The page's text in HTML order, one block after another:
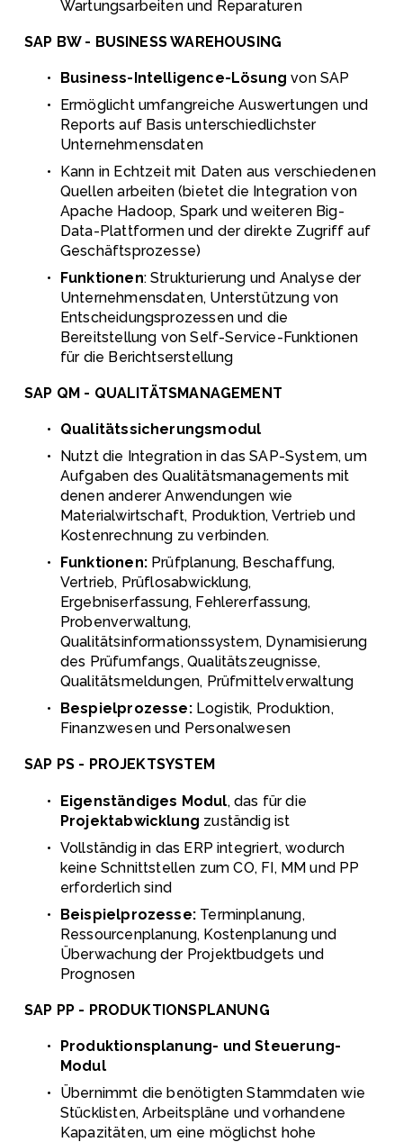
Wartungsarbeiten und Reparaturen
SAP BW - BUSINESS WAREHOUSING
Business-Intelligence-Lösung von SAP
Ermöglicht umfangreiche Auswertungen und
Reports auf Basis unterschiedlichster
Unternehmensdaten
Kann in Echtzeit mit Daten aus verschiedenen
Quellen arbeiten (bietet die Integration von
Apache Hadoop, Spark und weiteren Big-
Data-Plattformen und der direkte Zugriff auf
Geschäftsprozesse)
Funktionen: Strukturierung und Analyse der
Unternehmensdaten, Unterstützung von
Entscheidungsprozessen und die
Bereitstellung von Self-Service-Funktionen
für die Berichtserstellung
SAP QM - QUALITÄTSMANAGEMENT
Qualitätssicherungsmodul
Nutzt die Integration in das SAP-System, um
Aufgaben des Qualitätsmanagements mit
denen anderer Anwendungen wie
Materialwirtschaft, Produktion, Vertrieb und
Kostenrechnung zu verbinden.
Funktionen: Prüfplanung, Beschaffung,
Vertrieb, Prüflosabwicklung,
Ergebniserfassung, Fehlererfassung,
Probenverwaltung,
Qualitätsinformationssystem, Dynamisierung
des Prüfumfangs, Qualitätszeugnisse,
Qualitätsmeldungen, Prüfmittelverwaltung
Bespielprozesse: Logistik, Produktion,
Finanzwesen und Personalwesen
SAP PS - PROJEKTSYSTEM
Eigenständiges Modul
Projektabwicklung zuständig ist
Vollständig in das ERP integriert, wodurch
keine Schnittstellen zum CO, FI, MM und PP
erforderlich sind
Beispielprozesse: Terminplanung,
Ressourcenplanung, Kostenplanung und
Überwachung der Projektbudgets und
Prognosen
SAP PP - PRODUKTIONSPLANUNG
Produktionsplanung- und Steuerung-
Modul
Übernimmt die benötigten Stammdaten wie
Stücklisten, Arbeitspläne und vorhandene
Kapazitäten, um eine möglichst hohe